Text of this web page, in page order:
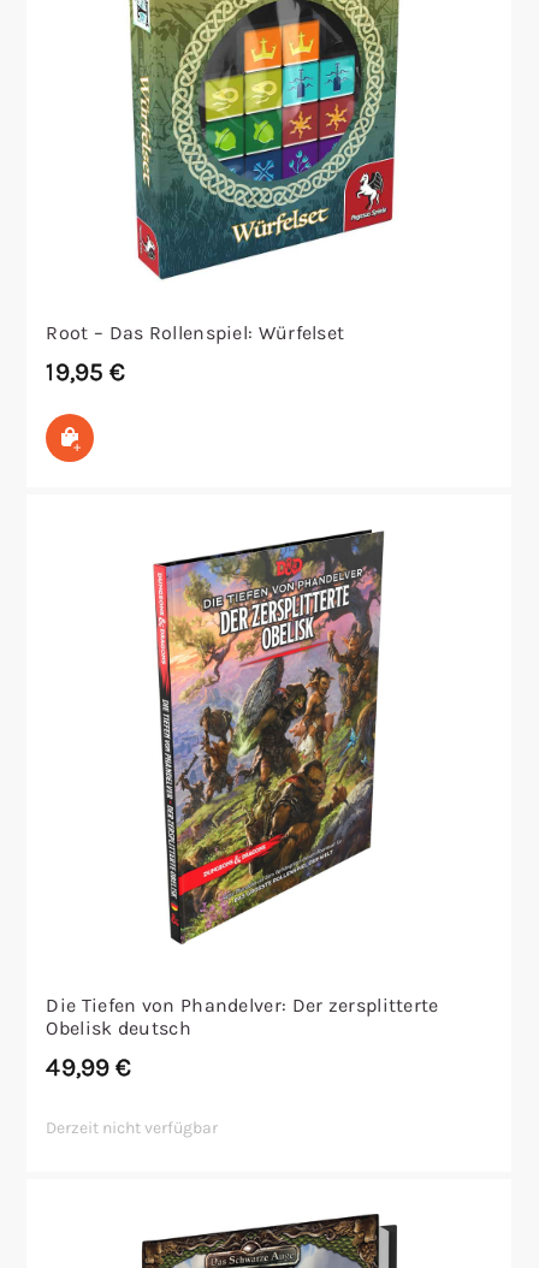
Root – Das Rollenspiel: Würfelset
19,95€
In den Warenkorb
Die Tiefen von Phandelver: Der zersplitterte
Obelisk deutsch
49,99€
Derzeit nicht verfügbar